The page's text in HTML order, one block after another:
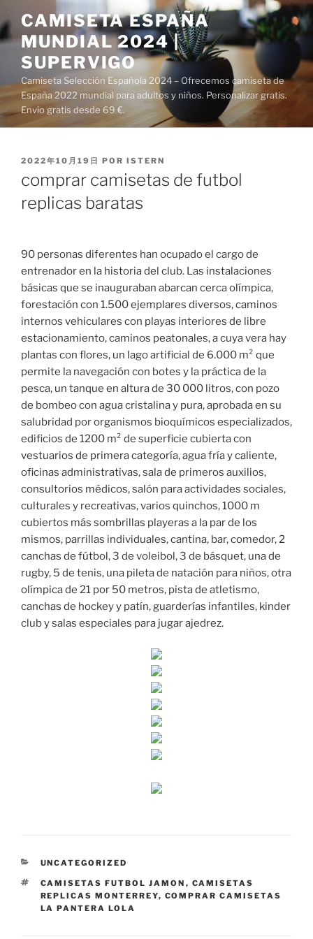
al
contenido
CAMISETA ESPAÑA
MUNDIAL 2024 |
SUPERVIGO
Camiseta Selección Española 2024 – Ofrecemos camiseta de
España 2022 mundial para adultos y niños. Personalizar gratis.
Envío gratis desde 69 €.
PUBLICADO
2022年10月19日 POR ISTERN
comprar camisetas de futbol
replicas baratas
90 personas diferentes han ocupado el cargo de
entrenador en la historia del club. Las instalaciones
básicas que se inauguraban abarcan cerca olímpica,
forestación con 1.500 ejemplares diversos, caminos
internos vehiculares con playas interiores de libre
estacionamiento, caminos peatonales, a cuya vera hay
plantas con flores, un lago artificial de 6.000 m² que
permite la navegación con botes y la práctica de la
pesca, un tanque en altura de 30 000 litros, con pozo
de bombeo con agua cristalina y pura, aprobada en su
salubridad por organismos bioquímicos especializados,
edificios de 1200 m² de superficie cubierta con
vestuarios de primera categoría, agua fría y caliente,
oficinas administrativas, sala de primeros auxilios,
consultorios médicos, salón para actividades sociales,
culturales y recreativas, varios quinchos, 1000 m
cubiertos más sombrillas playeras a la par de los
mismos, parrillas individuales, cantina, bar, comedor, 2
canchas de fútbol, 3 de voleibol, 3 de básquet, una de
rugby, 5 de tenis, una pileta de natación para niños, otra
olímpica de 21 por 50 metros, pista de atletismo,
canchas de hockey y patín, guarderías infantiles, kinder
club y salas especiales para jugar ajedrez.
CATEGORÍAS
UNCATEGORIZED
ETIQUETAS
CAMISETAS FUTBOL JAMON , CAMISETAS
REPLICAS MONTERREY, COMPRAR CAMISETAS
LA PANTERA LOLA